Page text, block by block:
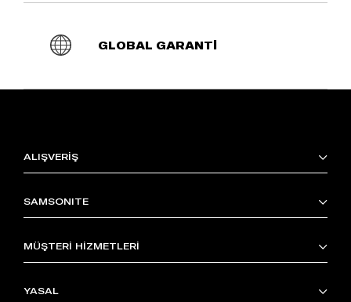
GLOBAL GARANTİ
ALIŞVERİŞ
SAMSONITE
MÜŞTERİ HİZMETLERİ
YASAL